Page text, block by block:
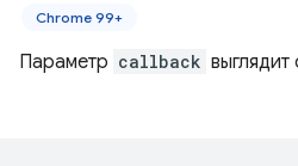
Chrome 99+
Параметр callback